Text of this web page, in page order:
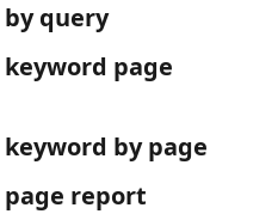
by query
page
by page
page report